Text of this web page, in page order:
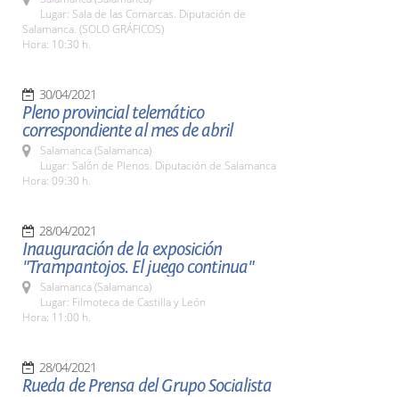
Lugar: Sala de las Comarcas. Diputación de
Salamanca. (SOLO GRÁFICOS)
Hora: 10:30 h.
30/04/2021
Pleno provincial telemático
correspondiente al mes de abril
Salamanca (Salamanca)
Lugar: Salón de Plenos. Diputación de Salamanca
Hora: 09:30 h.
28/04/2021
Inauguración de la exposición
"Trampantojos. El juego continua"
Salamanca (Salamanca)
Lugar: Filmoteca de Castilla y León
Hora: 11:00 h.
28/04/2021
Rueda de Prensa del Grupo Socialista